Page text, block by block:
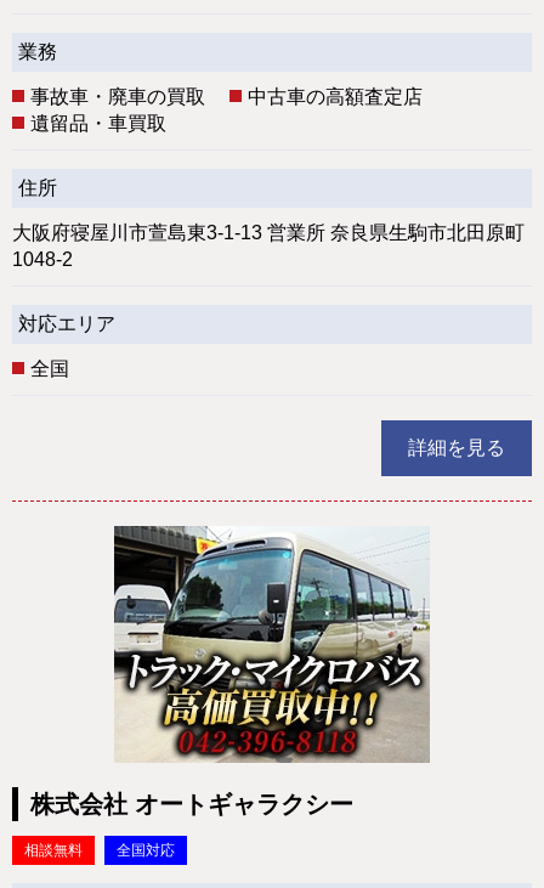
業務
事故車・廃車の買取
中古車の高額査定店
遺留品・車買取
住所
大阪府寝屋川市萱島東3-1-13 営業所 奈良県生駒市北田原町
1048-2
対応エリア
全国
詳細を見る
株式会社 オートギャラクシー
相談無料 全国対応